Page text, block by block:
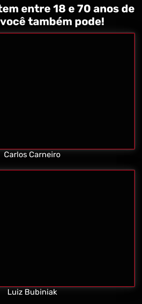
entre 18 e 70 anos de
também pode!
Carlos Carneiro
Luiz Bubiniak